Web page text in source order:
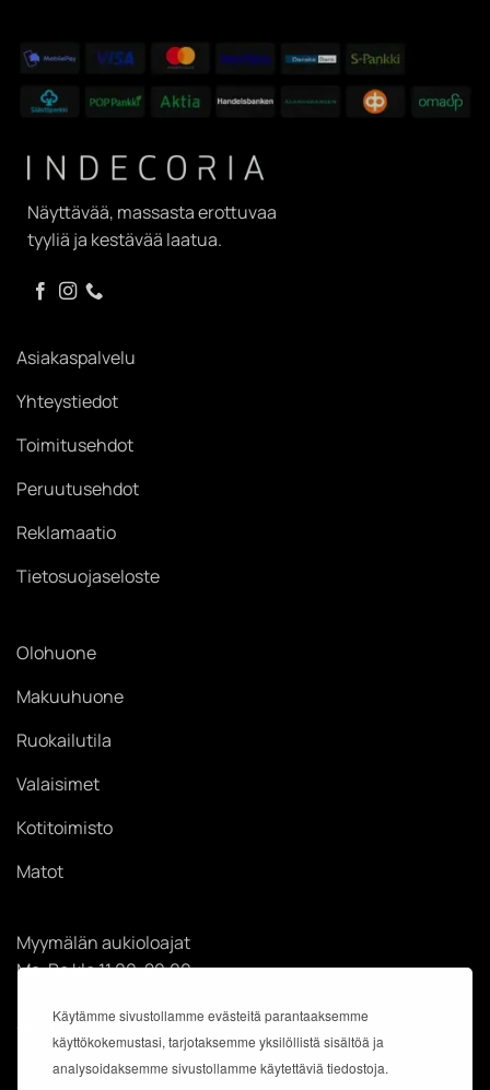
Käytämme sivustollamme evästeitä parantaaksemme
käyttökokemustasi, tarjotaksemme yksilöllistä sisältöä ja
analysoidaksemme sivustollamme käytettäviä tiedostoja.
Näyttävää, massasta erottuvaa
tyyliä ja kestävää laatua.
Asiakaspalvelu
Yhteystiedot
Toimitusehdot
Peruutusehdot
Reklamaatio
Tietosuojaseloste
Olohuone
Makuuhuone
Ruokailutila
Valaisimet
Kotitoimisto
Matot
Myymälän aukioloajat
Ma-Pe klo 11.00-20.00
Su klo 12.00-18.00
Käyntiosoite: Kauppakeskus Easton